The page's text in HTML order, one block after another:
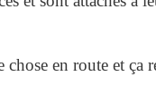
chose en route et ça